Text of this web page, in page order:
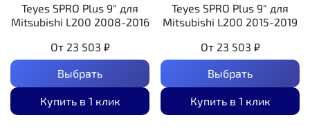
Teyes SPRO Plus 9" для
Mitsubishi L200 2008-2016
От 23 503 ₽
Выбрать
Купить в 1 клик
Teyes SPRO Plus 9" для
Mitsubishi L200 2015-2019
От 23 503 ₽
Выбрать
Купить в 1 клик